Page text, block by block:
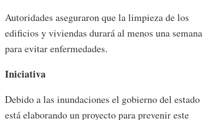
Autoridades aseguraron que la limpieza de los
edificios y viviendas durará al menos una semana
para evitar enfermedades.
Iniciativa
Debido a las inundaciones el gobierno del estado
está elaborando un proyecto para prevenir este